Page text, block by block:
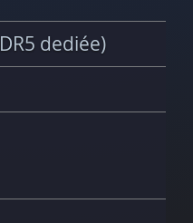
dediée)